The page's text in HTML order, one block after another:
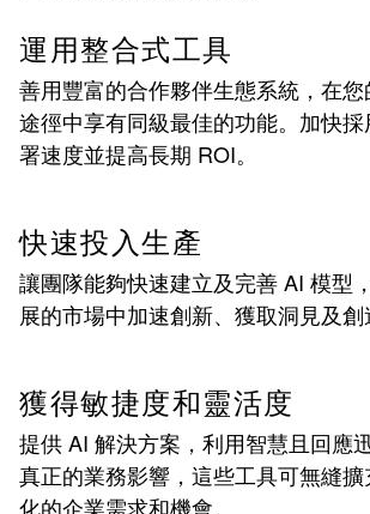
運用整合式工具
善用豐富的合作夥伴生態系統，在
途徑中享有同級最佳的功能。加快
署速度並提高長期 ROI。
快速投入生產
讓團隊能夠快速建立及完善 AI 模型
展的市場中加速創新、獲取洞見及創
獲得敏捷度和靈活度
提供 AI 解決方案，利用智慧且回應
真正的業務影響，這些工具可無縫
化的企業需求和機會。